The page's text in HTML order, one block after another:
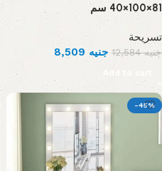
81×100×40 سم
تسريحة
جنيه12,584 جنيه
Add to cart
-45%